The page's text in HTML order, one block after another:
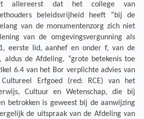
allereerst dat het college van
beleidsvrijheid heeft “bij de
van de monumentenzorg zich niet
van de omgevingsvergunning als
eerste lid, aanhef en onder f, van de
aldus de Afdeling, “grote betekenis toe
6.4 van het Bor verplichte advies van
Erfgoed (red: RCE) van het
Cultuur en Wetenschap, die bij
betrokken is geweest bij de aanwijzing
de uitspraak van de Afdeling van